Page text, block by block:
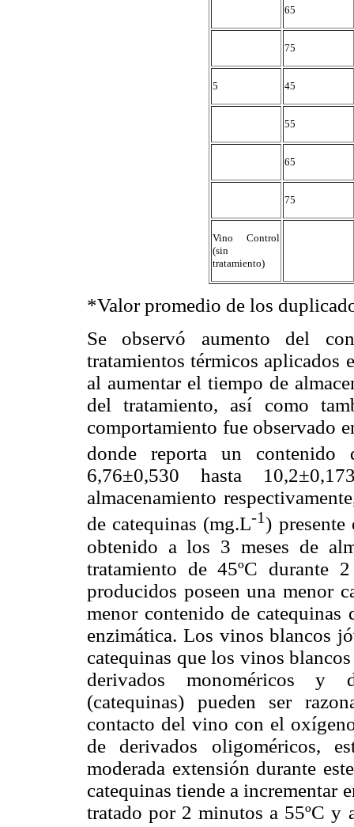
65
75
5 45
55
65
75
Vino Control
(sin
tratamiento)
*Valor promedio de los
Se observó aumento del
tratamientos térmicos aplicados
al aumentar el tiempo de
del tratamiento, así como
comportamiento fue observado
donde reporta un contenido
6,76±0,530 hasta
almacenamiento
de catequinas (mg.L-1)
obtenido a los 3 meses de
tratamiento de 45ºC
producidos poseen una menor
menor contenido de catequinas
enzimática. Los vinos blancos
catequinas que los vinos
derivados monoméricos y
(catequinas) pueden ser
contacto del vino con el
de derivados oligoméricos,
moderada extensión durante
catequinas tiende a incrementar
tratado por 2 minutos a 55ºC y